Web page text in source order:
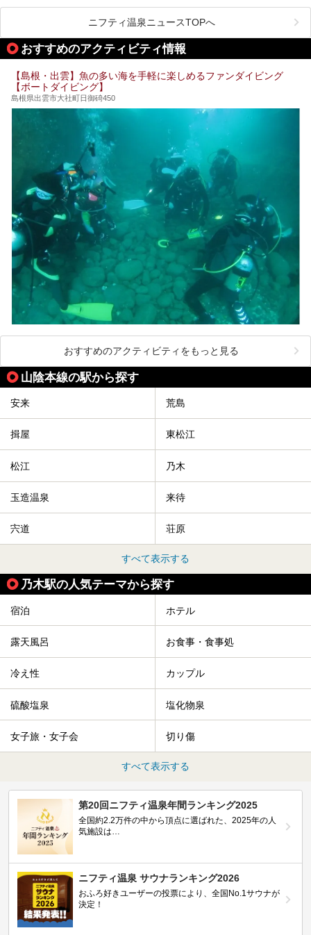
しかしサウナは一口にサウナと言っても、ドライサウナ、ス
チームサウナ、塩サウナなどが存在し、施設によって様々な
今回はそんな今話題のサウナが楽しめる、島根県内にあるオ
ススメ温泉・銭湯・スパを10件まとめてご紹介します。
ニフティ温泉ニュースTOPへ
おすすめのアクティビティ情報
【島根・出雲】魚の多い海を手軽に楽しめるファンダイビング
【ボートダイビング】
島根県出雲市大社町日御碕450
おすすめのアクティビティをもっと見る
山陰本線の駅から探す
安来 荒島
揖屋 東松江
松江 乃木
玉造温泉 来待
宍道 荘原
すべて表示する
乃木駅の人気テーマから探す
宿泊 ホテル
露天風呂 お食事・食事処
冷え性 カップル
硫酸塩泉 塩化物泉
女子旅・女子会 切り傷
すべて表示する
第20回ニフティ温泉年間ランキング2025
全国約2.2万件の中から頂点に選ばれた、2025年の人
気施設は…
ニフティ温泉 サウナランキング2026
おふろ好きユーザーの投票により、全国No.1サウナが
決定！